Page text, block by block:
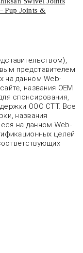
Pup Joints &
представителем
на данном Web-
названия OEM
спонсирования,
ООО СТТ. Все
названия
на данном Web-
целей